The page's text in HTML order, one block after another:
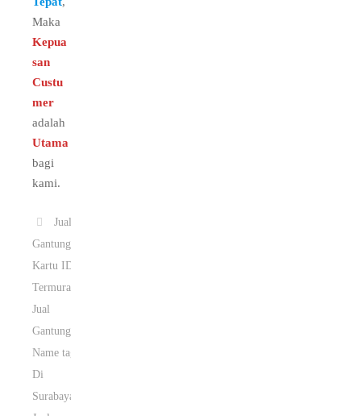
Maka
Kepua
san
Custu
mer
adalah
Utama
bagi
kami.
Jual
Gantungan
Kartu ID
Termurah
Jual
Gantungan
Name tag
Di
Surabaya